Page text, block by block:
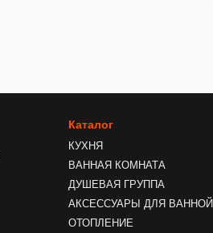
Каталог
КУХНЯ
ВАННАЯ КОМНАТА
ДУШЕВАЯ ГРУППА
АКСЕССУАРЫ ДЛЯ ВАННОЙ
ОТОПЛЕНИЕ